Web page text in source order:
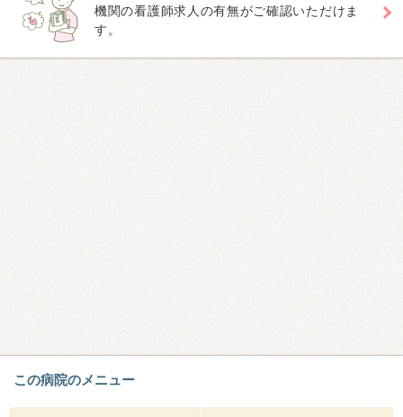
機関の看護師求人の有無がご確認いただけま
す。
この病院のメニュー